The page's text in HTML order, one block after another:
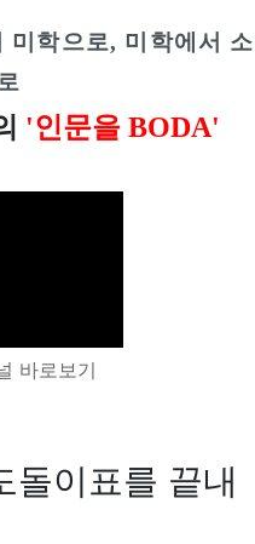
미학으로, 미학에서 소
'인문을 BODA'
바로보기
돌이표를 끝내